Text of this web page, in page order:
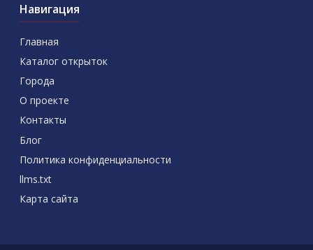
Навигация
Главная
Каталог открыток
Города
О проекте
Контакты
Блог
Политика конфиденциальности
llms.txt
Карта сайта